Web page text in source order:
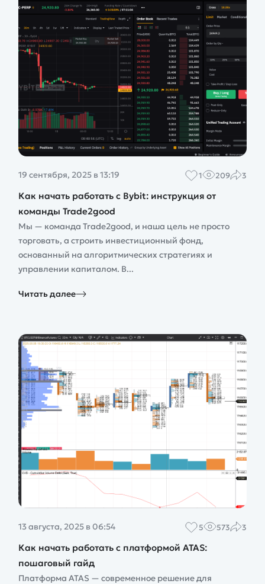
19 сентября, 2025 в 13:19 1 209 3
Как начать работать с Bybit: инструкция от
команды Trade2good
Мы — команда Trade2good, и наша цель не просто
торговать, а строить инвестиционный фонд,
основанный на алгоритмических стратегиях и
управлении капиталом. В...
Читать далее
13 августа, 2025 в 06:54 5 573 3
Как начать работать с платформой ATAS:
пошаговый гайд
Платформа ATAS — современное решение для